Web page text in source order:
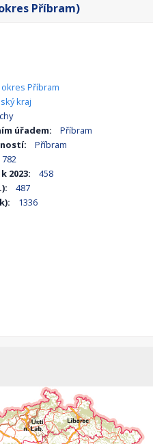
Příbram)
okres Příbram
kraj
úřadem:
Příbram
Příbram
782
2023:
458
487
1336